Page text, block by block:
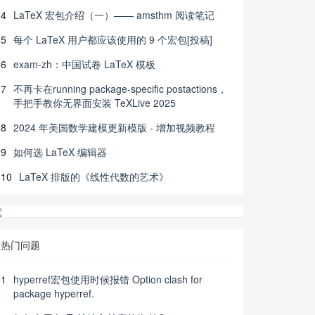
4 LaTeX 宏包介绍（一）—— amsthm 阅读笔记
5 每个 LaTeX 用户都应该使用的 9 个宏包[投稿]
6 exam-zh：中国试卷 LaTeX 模板
7 不再卡在running package-specific postactions，
手把手教你无界面安装 TeXLive 2025
8 2024 年美国数学建模更新模版 - 增加视频教程
9 如何选 LaTeX 编辑器
10 LaTeX 排版的《线性代数的艺术》
热门问题
1
hyperref宏包使用时候报错 Option clash for
package hyperref.